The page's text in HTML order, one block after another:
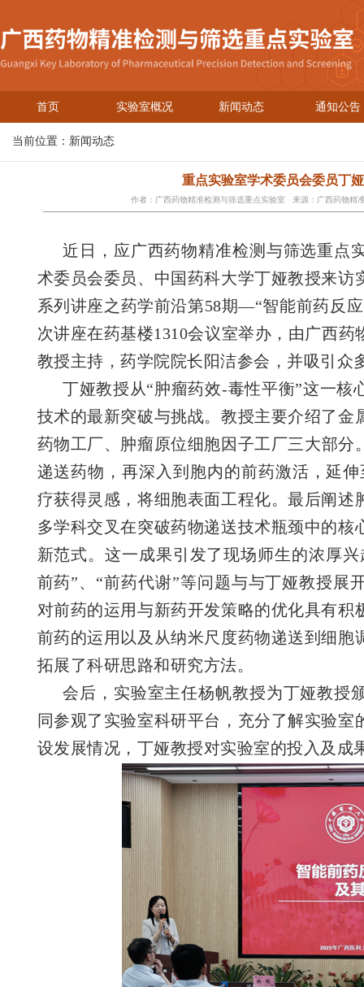
首页 实验室概况 新闻动态 通知公告
当前位置： 新闻动态
重点实验室学术委员会委员丁
作者：广西药物精准检测与筛选重点实验室 来源：广西药物
近日，应广西药物精准检测与筛选重点
术委员会委员、中国药科大学丁娅教授来
系列讲座之药学前沿第58期—“智能前药反
次讲座在药基楼1310会议室举办，由广西
教授主持，药学院院长阳洁参会，并吸引众
丁娅教授从“肿瘤药效-毒性平衡”这一
技术的最新突破与挑战。教授主要介绍了
药物工厂、肿瘤原位细胞因子工厂三大部分
递送药物，再深入到胞内的前药激活，延
疗获得灵感，将细胞表面工程化。最后阐
多学科交叉在突破药物递送技术瓶颈中的
新范式。这一成果引发了现场师生的浓厚
前药”、“前药代谢”等问题与与丁娅教授展
对前药的运用与新药开发策略的优化具有
前药的运用以及从纳米尺度药物递送到细
拓展了科研思路和研究方法。
会后，实验室主任杨帆教授为丁娅教授
同参观了实验室科研平台，充分了解实验
设发展情况，丁娅教授对实验室的投入及成